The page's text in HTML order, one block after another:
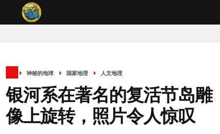
神秘的地球 国家地理 人文地理
银河系在著名的复活节岛雕
像上旋转，照片令人惊叹